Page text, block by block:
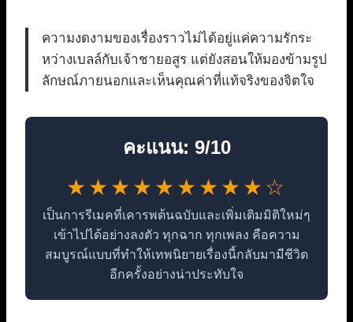
ความงดงามของเรื่องราวไม่ได้อยู่แค่ความรักระ
หว่างเบลล์กับเจ้าชายอสูร แต่ยังสอนให้มองข้ามรูป
ลักษณ์ภายนอกและเห็นคุณค่าที่แท้จริงของจิตใจ
คะแนน: 9/10
★★★★★★★★★☆
เป็นการรีเมคที่เคารพต้นฉบับและเพิ่มเติมมิติใหม่ๆ
เข้าไปได้อย่างลงตัว ทุกฉาก ทุกเพลง คือความ
สมบูรณ์แบบที่ทำให้เทพนิยายเรื่องนี้กลับมามีชีวิต
อีกครั้งอย่างน่าประทับใจ